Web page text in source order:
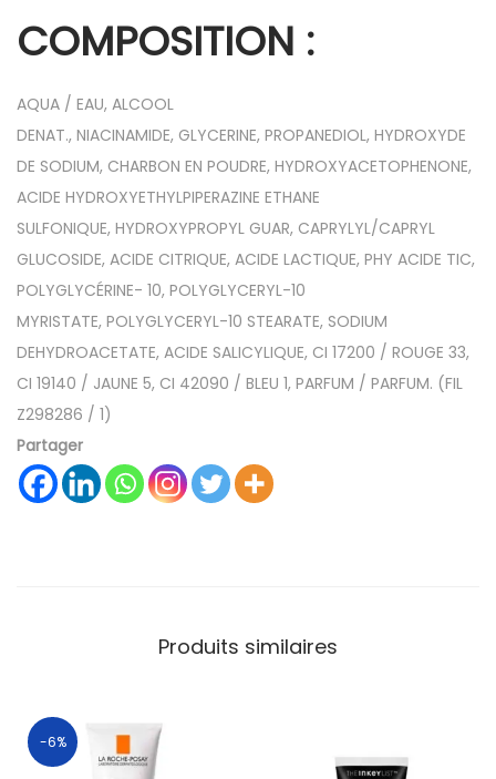
COMPOSITION :
AQUA / EAU, ALCOOL
DENAT., NIACINAMIDE, GLYCERINE, PROPANEDIOL, HYDROXYDE
DE SODIUM, CHARBON EN POUDRE, HYDROXYACETOPHENONE,
ACIDE HYDROXYETHYLPIPERAZINE ETHANE
SULFONIQUE, HYDROXYPROPYL GUAR, CAPRYLYL/CAPRYL
GLUCOSIDE, ACIDE CITRIQUE, ACIDE LACTIQUE, PHY ACIDE TIC,
POLYGLYCÉRINE- 10, POLYGLYCERYL-10
MYRISTATE, POLYGLYCERYL-10 STEARATE, SODIUM
DEHYDROACETATE, ACIDE SALICYLIQUE, CI 17200 / ROUGE 33,
CI 19140 / JAUNE 5, CI 42090 / BLEU 1, PARFUM / PARFUM. (FIL
Z298286 / 1)
Partager
Produits similaires
-6%